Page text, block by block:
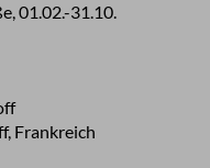
01.02.-31.10.
Frankreich